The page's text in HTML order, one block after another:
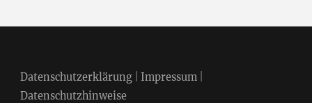
Datenschutzerklärung| Impressum
Datenschutzhinweise